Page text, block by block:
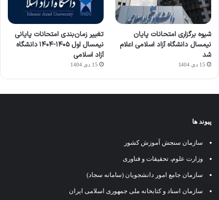
شیوه برگزاری امتحانات پایان
نیمسال دانشگاه آزاد اسلامی اعلام
شد
15 دی 1404
تغییر زمان‌بندی امتحانات پایانی
نیمسال اول ۱۴۰۵-۱۴۰۴ دانشگاه
آزاد اسلامی
15 دی 1404
پیوند ها
سازمان سنجش آموزش کشور
وزارت علوم، تحقیقات و فناوری
سازمان جامع امور دانشجویان (سامانه سجاد)
سازمان اسناد و کتابخانه ملی جمهوری اسلامی ایران